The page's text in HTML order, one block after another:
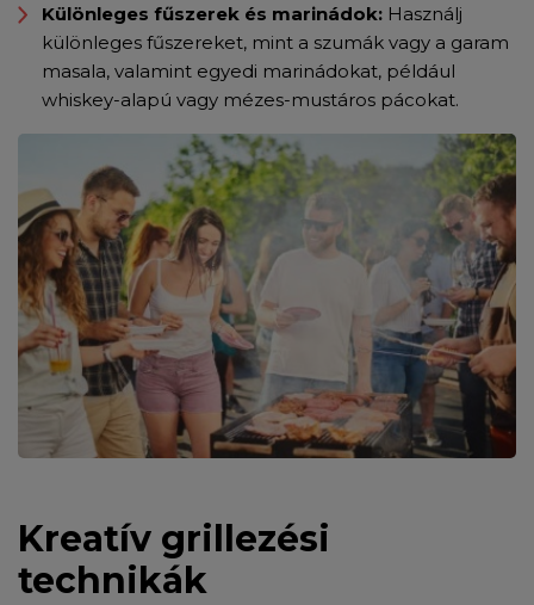
Különleges fűszerek és marinádok: Használj
különleges fűszereket, mint a szumák vagy a garam
masala, valamint egyedi marinádokat, például
whiskey-alapú vagy mézes-mustáros pácokat.
Kreatív grillezési
technikák